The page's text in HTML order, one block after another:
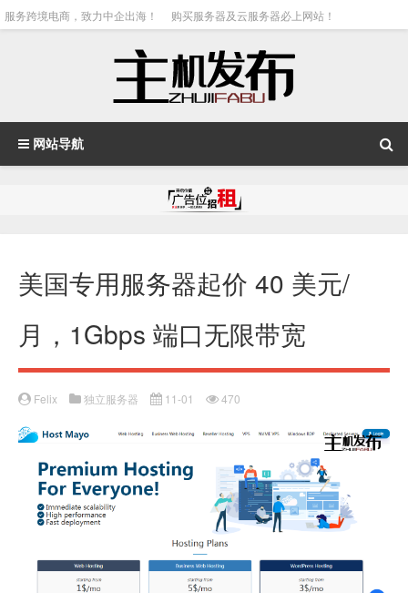
服务跨境电商，致力中企出海！ 购买服务器及云服务器必上网站！
网站导航
美国专用服务器起价 40 美元/
月，1Gbps 端口无限带宽
Felix 独立服务器 11-01 470